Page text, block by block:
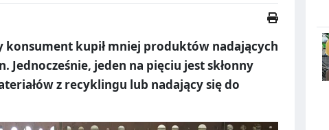
konsument kupił mniej produktów nadających
Jednocześnie, jeden na pięciu jest skłonny
z recyklingu lub nadający się do